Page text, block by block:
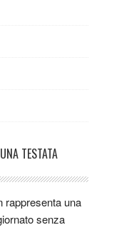
TESTATA
rappresenta una
senza